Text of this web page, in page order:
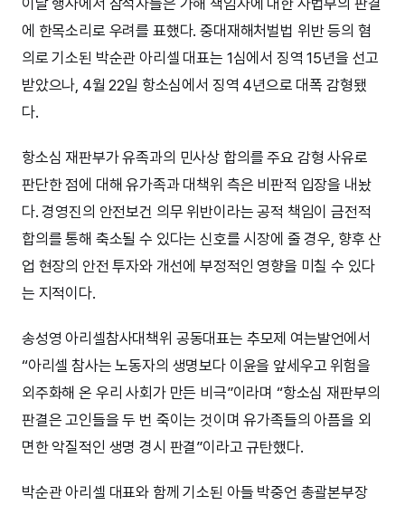
에 한목소리로 우려를 표했다. 중대재해처벌법 위반 등의 혐
의로 기소된 박순관 아리셀 대표는 1심에서 징역 15년을 선고
받았으나, 4월 22일 항소심에서 징역 4년으로 대폭 감형됐
다.
항소심 재판부가 유족과의 민사상 합의를 주요 감형 사유로
판단한 점에 대해 유가족과 대책위 측은 비판적 입장을 내놨
다. 경영진의 안전보건 의무 위반이라는 공적 책임이 금전적
합의를 통해 축소될 수 있다는 신호를 시장에 줄 경우, 향후 산
업 현장의 안전 투자와 개선에 부정적인 영향을 미칠 수 있다
는 지적이다.
송성영 아리셀참사대책위 공동대표는 추모제 여는발언에서
“아리셀 참사는 노동자의 생명보다 이윤을 앞세우고 위험을
외주화해 온 우리 사회가 만든 비극”이라며 “항소심 재판부의
판결은 고인들을 두 번 죽이는 것이며 유가족들의 아픔을 외
면한 악질적인 생명 경시 판결”이라고 규탄했다.
박순관 아리셀 대표와 함께 기소된 아들 박중언 총괄본부장